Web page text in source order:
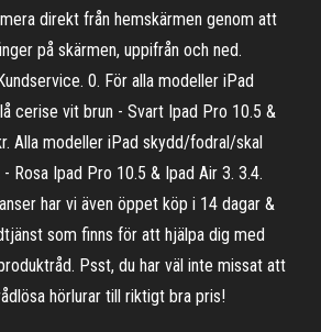
direkt från hemskärmen genom att
på skärmen, uppifrån och ned.
0. För alla modeller iPad
cerise vit brun - Svart Ipad Pro 10.5 &
Alla modeller iPad skydd/fodral/skal
Rosa Ipad Pro 10.5 & Ipad Air 3. 3.4.
har vi även öppet köp i 14 dagar &
som finns för att hjälpa dig med
Psst, du har väl inte missat att
hörlurar till riktigt bra pris!